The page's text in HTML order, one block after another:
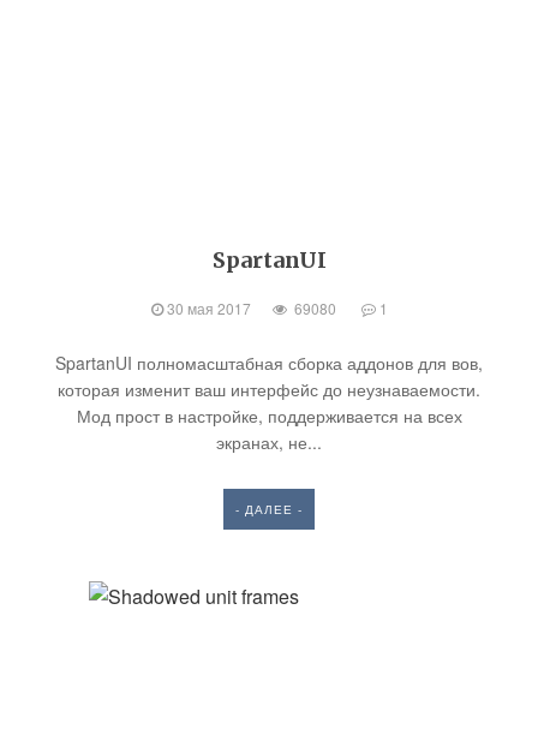
SpartanUI
30 мая 2017 69080 1
SpartanUI полномасштабная сборка аддонов для вов,
которая изменит ваш интерфейс до неузнаваемости.
Мод прост в настройке, поддерживается на всех
экранах, не...
- ДАЛЕЕ -